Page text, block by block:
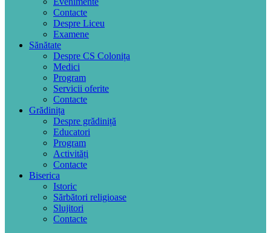
Contacte
Despre Liceu
Examene
Sănătate
Despre CS Colonița
Medici
Program
Servicii oferite
Contacte
Grădinița
Despre grădiniță
Educatori
Program
Activități
Contacte
Biserica
Istoric
Sărbători religioase
Slujitori
Contacte